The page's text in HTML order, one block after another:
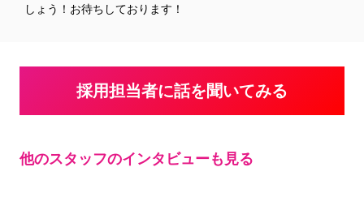
しょう！お待ちしております！
採用担当者に話を聞いてみる
他のスタッフのインタビューも見る